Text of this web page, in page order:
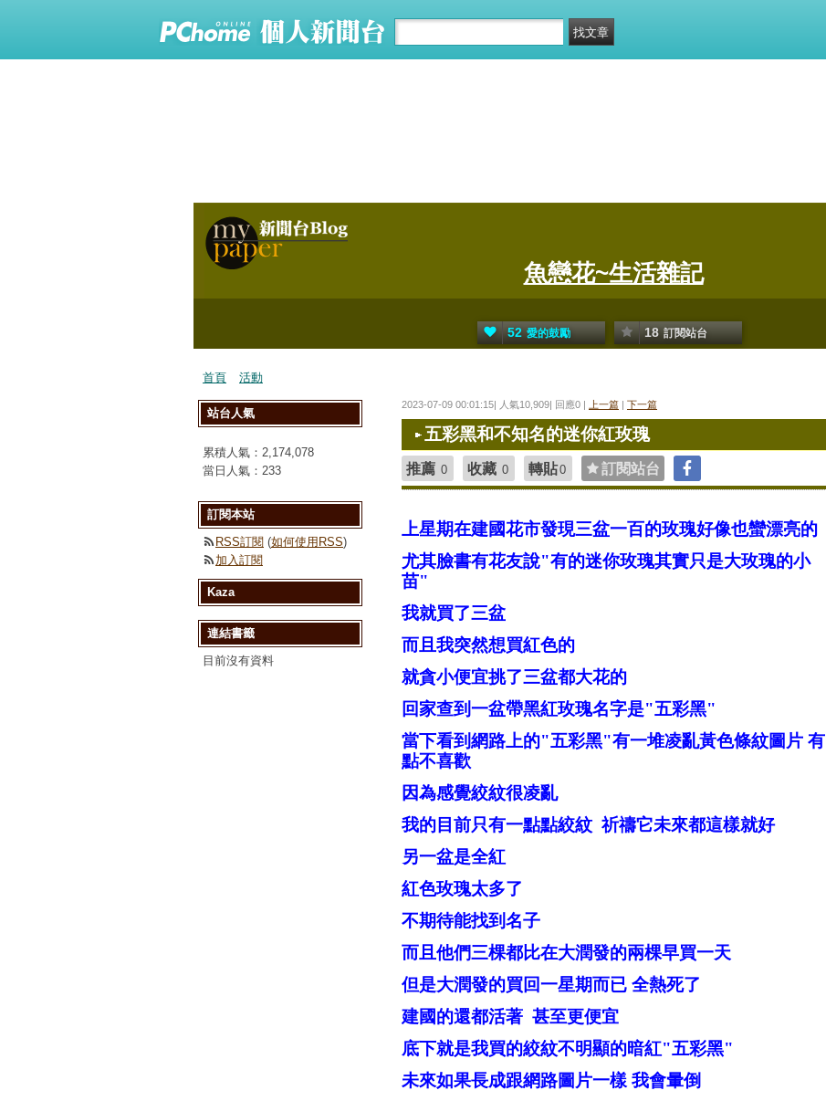
魚戀花~生活雜記
52 愛的鼓勵 18 訂閱站台
首頁 活動
2023-07-09 00:01:15| 人氣10,909| 回應0 | 上一篇 | 下一篇
五彩黑和不知名的迷你紅玫瑰
推薦 0 收藏 0 轉貼0 訂閱站台
上星期在建國花市發現三盆一百的玫瑰好像也蠻漂亮的
尤其臉書有花友說"有的迷你玫瑰其實只是大玫瑰的小
苗"
我就買了三盆
而且我突然想買紅色的
就貪小便宜挑了三盆都大花的
回家查到一盆帶黑紅玫瑰名字是"五彩黑"
當下看到網路上的"五彩黑"有一堆凌亂黃色條紋圖片 有
點不喜歡
因為感覺絞紋很凌亂
我的目前只有一點點絞紋 祈禱它未來都這樣就好
另一盆是全紅
紅色玫瑰太多了
不期待能找到名子
而且他們三棵都比在大潤發的兩棵早買一天
但是大潤發的買回一星期而已 全熱死了
建國的還都活著 甚至更便宜
底下就是我買的絞紋不明顯的暗紅"五彩黑"
未來如果長成跟網路圖片一樣 我會暈倒
站台人氣
累積人氣： 2,174,078
當日人氣： 233
訂閱本站
RSS訂閱 (如何使用RSS)
加入訂閱
Kaza
連結書籤
目前沒有資料